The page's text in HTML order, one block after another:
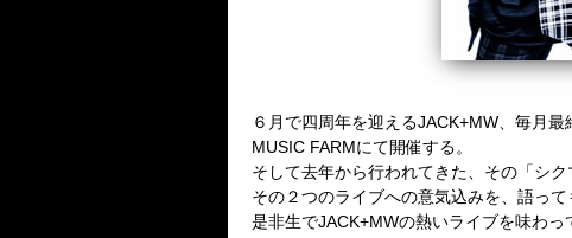
６月で四周年を迎えるJACK+MW、毎月
MUSIC FARMにて開催する。
そして去年から行われてきた、その「シ
その２つのライブへの意気込みを、語って
是非生でJACK+MWの熱いライブを味わっ